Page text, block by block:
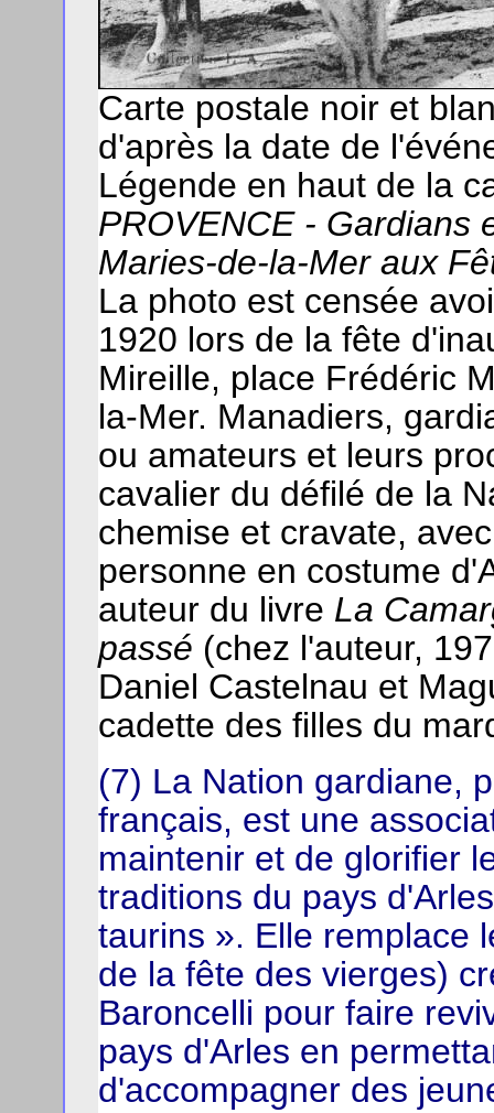
Carte postale noir et
d'après la date de
Légende en haut de la
PROVENCE - Gardians
Maries-de-la-Mer aux
La photo est censée
1920 lors de la fête
Mireille, place Frédéric
la-Mer. Manadiers,
ou amateurs et leurs
cavalier du défilé de la
chemise et cravate,
personne en costume
auteur du livre La
passé (chez l'auteur,
Daniel Castelnau et
cadette des filles du
(7) La Nation gardiane,
français, est une
maintenir et de glorifier
traditions du pays
taurins ». Elle remplace
de la fête des vierges)
Baroncelli pour faire
pays d'Arles en
d'accompagner des